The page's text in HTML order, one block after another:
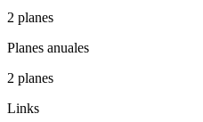
2 planes
Planes anuales
2 planes
Links